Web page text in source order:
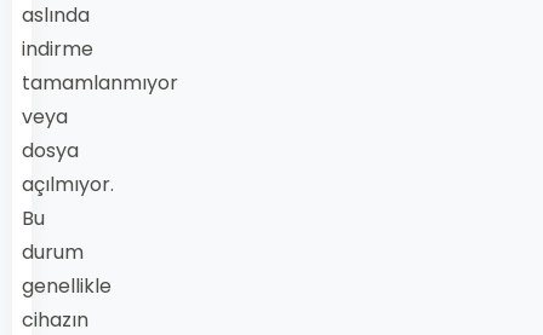
aslında
indirme
tamamlanmıyor
veya
dosya
açılmıyor.
Bu
durum
genellikle
cihazın